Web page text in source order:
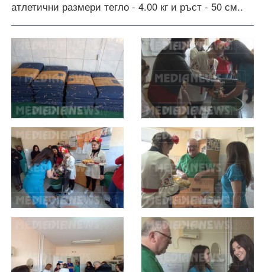
атлетични размери тегло - 4.00 кг и ръст - 50 см..